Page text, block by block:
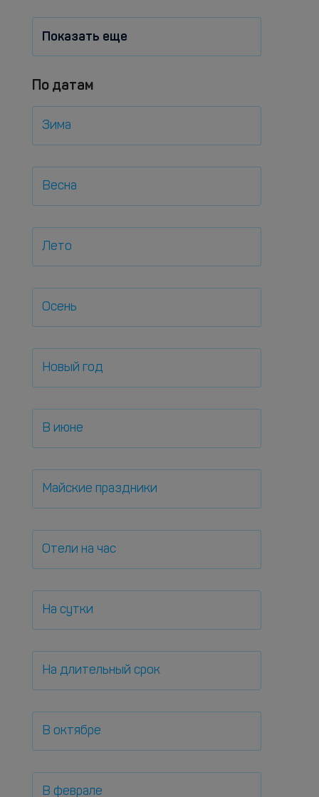
Показать еще
По датам
Зима
Весна
Лето
Осень
Новый год
В июне
Майские праздники
Отели на час
На сутки
На длительный срок
В октябре
В феврале